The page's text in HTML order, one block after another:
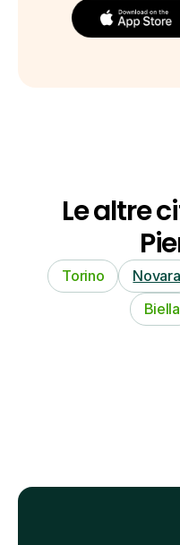
Le altre
Torino Novara
Biella